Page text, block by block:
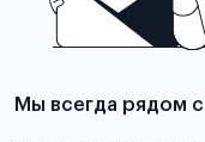
Мы всегда рядом